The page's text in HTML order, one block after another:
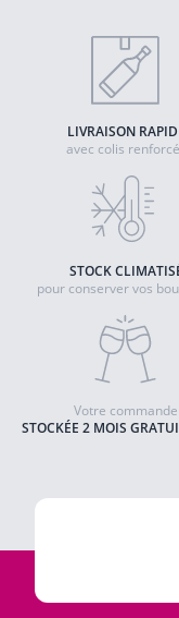
LIVRAISON
avec colis
STOCK
pour conserver vos
STOCKÉE 2 MOIS
Votre commande